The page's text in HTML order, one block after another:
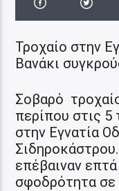
Τροχαίο στην
Βανάκι
Σοβαρό
περίπου στις
στην Εγνατία
επέβαιναν
σφοδρότητα